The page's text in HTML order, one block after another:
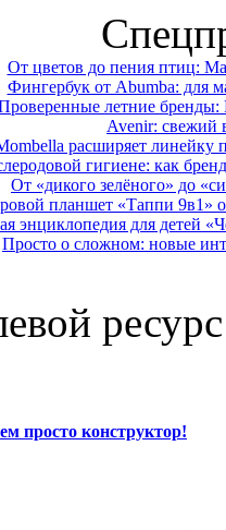
От цветов до пения птиц:
Фингербук от Abumba: для
летние
Avenir: свежий
расширяет линейку
гигиене: как
От «дикого зелёного» до
планшет «Таппи 9в1»
энциклопедия для детей
Просто о сложном: новые
просто конструктор!